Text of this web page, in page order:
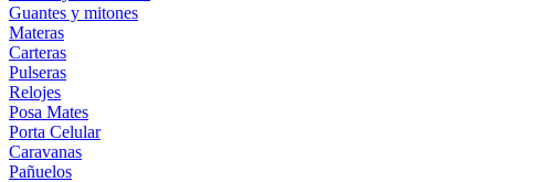
Guantes y mitones
Materas
Carteras
Pulseras
Relojes
Posa Mates
Porta Celular
Caravanas
Pañuelos